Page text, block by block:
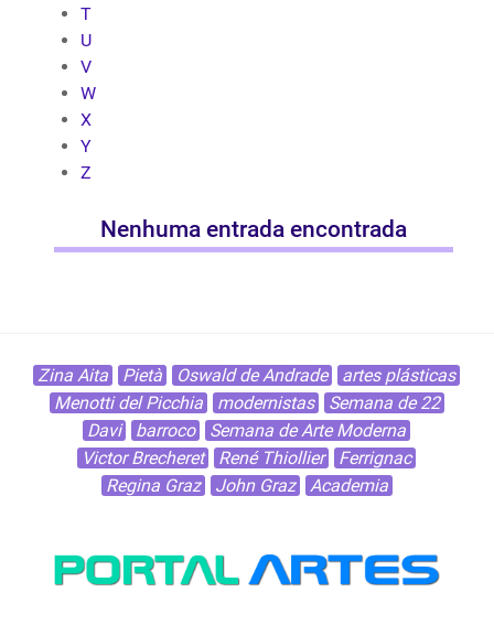
T
U
V
W
X
Y
Z
Nenhuma entrada encontrada
Zina Aita Pietà Oswald de Andrade
artes plásticas
Menotti del Picchia
modernistas
Semana de 22
Davi
barroco
Semana de Arte Moderna
Victor Brecheret
René Thiollier
Ferrignac
Regina Graz
John Graz Academia